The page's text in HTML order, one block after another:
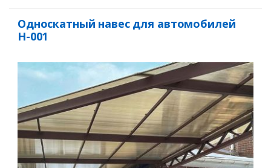
Односкатный навес для автомобилей
Н-001